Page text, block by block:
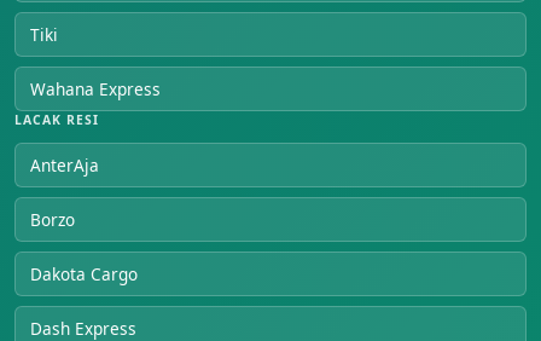
Tiki
Wahana Express
LACAK RESI
AnterAja
Borzo
Dakota Cargo
Dash Express